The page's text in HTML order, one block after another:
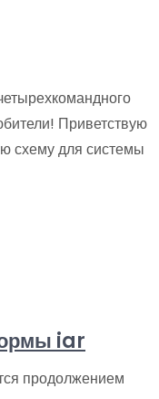
Приветствую
схему для системы
iar
продолжением